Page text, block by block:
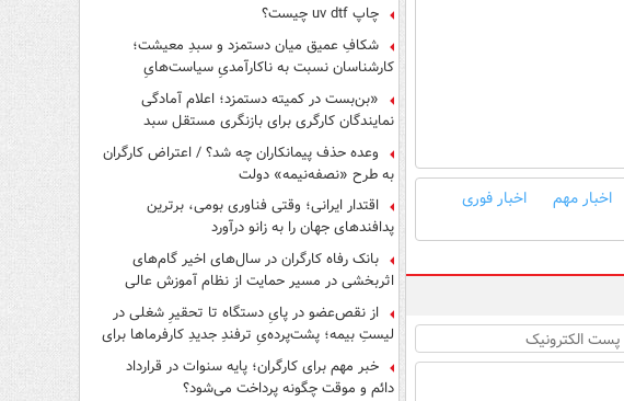
اخبار مهم
اخبار فوری
چاپ uv dtf چیست؟
شکافِ عمیق میان دستمزد و سبدِ معیشت؛
کارشناسان نسبت به ناکارآمدیِ سیاست‌هایِ
حمایتی هشدار دادند
«بن‌بست در کمیته دستمزد؛ اعلام آمادگی
نمایندگان کارگری برای بازنگری مستقل سبد
وعده حذف پیمانکاران چه شد؟ / اعتراض کارگران
به طرح «نصفه‌نیمه» دولت
اقتدار ایرانی؛ وقتی فناوری بومی، برترین
پدافندهای جهان را به زانو درآورد
بانک رفاه کارگران در سال‌های اخیر گام‌های
اثربخشی در مسیر حمایت از نظام آموزش عالی
برداشته است
از نقص‌عضو در پایِ دستگاه تا تحقیرِ شغلی در
لیستِ بیمه؛ پشت‌پرده‌یِ ترفندِ جدیدِ کارفرماها برای
فرار از قانون چیست؟
خبر مهم برای کارگران؛ پایه سنوات در قرارداد
دائم و موقت چگونه پرداخت می‌شود؟